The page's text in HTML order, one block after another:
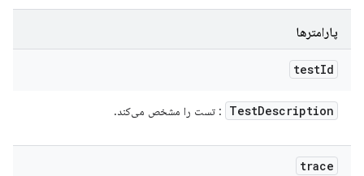
پارامترها
testId
TestDescription : تست را مشخص می‌کند.
trace